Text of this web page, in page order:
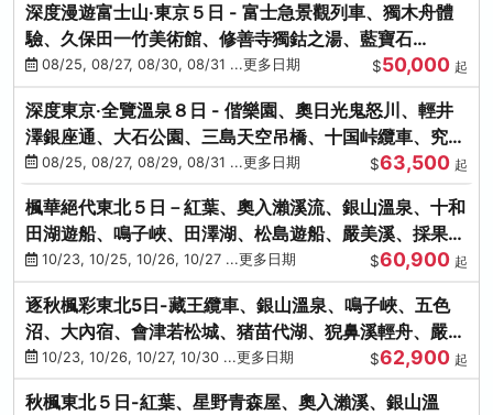
深度漫遊富士山‧東京５日 - 富士急景觀列車、獨木舟體
驗、久保田一竹美術館、修善寺獨鈷之湯、藍寶石
SAPHIR踴子號
08/25, 08/27, 08/30, 08/31 ...更多日期 $50,000 起
深度東京‧全覽溫泉８日 - 偕樂園、奧日光鬼怒川、輕井
澤銀座通、大石公園、三島天空吊橋、十国峠纜車、究極
海鮮食べ放題
08/25, 08/27, 08/29, 08/31 ...更多日期 $63,500 起
楓華絕代東北５日－紅葉、奧入瀨溪流、銀山溫泉、十和
田湖遊船、鳴子峽、田澤湖、松島遊船、嚴美溪、採果烤
牡蠣10/23, 10/25, 10/26, 10/27 ...更多日期 $60,900 起
逐秋楓彩東北5日-藏王纜車、銀山溫泉、鳴子峽、五色
沼、大內宿、會津若松城、猪苗代湖、猊鼻溪輕舟、嚴美
溪、松島海灣遊船
10/23, 10/26, 10/27, 10/30 ...更多日期 $62,900 起
秋楓東北５日-紅葉、星野青森屋、奧入瀨溪、銀山溫